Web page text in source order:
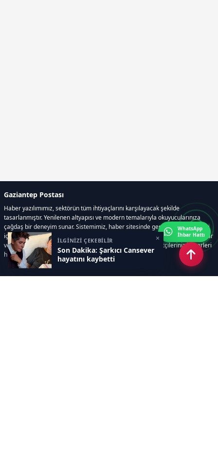
İLGİNİZİ ÇEKEBİLİR
Son Dakika: Şarkıcı Cansever
hayatını kaybetti
×
Gaziantep Postası
Haber yazılımımız, sektörün tüm ihtiyaçlarını karşılayacak şekilde
tasarlanmıştır. Yenilenen altyapısı ve modern temalarıyla okuyucularınıza
çağdaş bir deneyim sunar. Sistemimiz, haber sitesinde gerekli tüm modülleri
içerir. Siz içerik üretmeye odaklanırken, yazılımımız zamandan tasarruf sağlar
ve süreçlerinizi kolaylaştırır. Etkili arayüzü sayesinde ziyaretçileriniz haberleri
hızlı ve keyifle takip edebilir.
WhatsApp
İhbar Hattı